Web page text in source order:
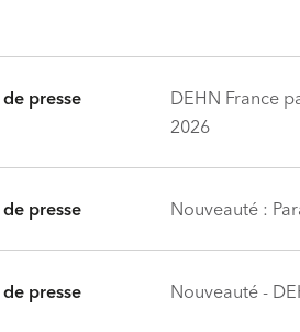
presse
DEHN France
2026
presse Nouveauté :
presse Nouveauté -